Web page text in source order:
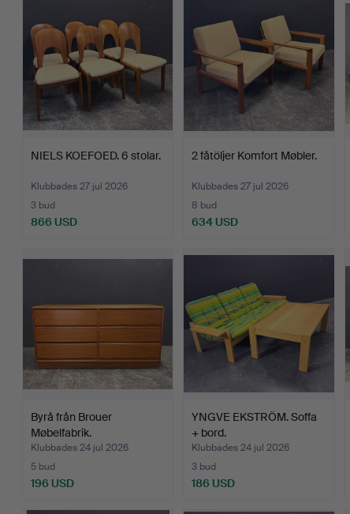
NIELS KOEFOED. 6 stolar.
Klubbades 27 jul 2026
3 bud
866 USD
2 fåtöljer Komfort Møbler.
Klubbades 27 jul 2026
8 bud
634 USD
Byrå från Brouer
Møbelfabrik.
Klubbades 24 jul 2026
5 bud
196 USD
YNGVE EKSTRÖM. Soffa
+ bord.
Klubbades 24 jul 2026
3 bud
186 USD